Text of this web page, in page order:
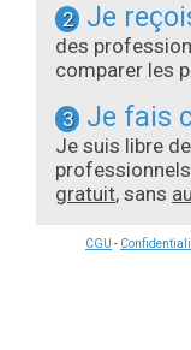
2 Je
des
comparer les
3 Je fais
Je suis libre
gratuit, sans
CGU -